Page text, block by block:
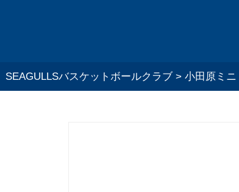
SEAGULLSバスケットボールクラブ> 小田原ミニ